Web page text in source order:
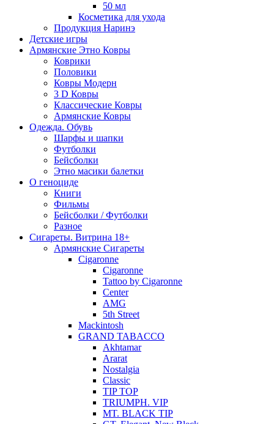
50 мл
Косметика для ухода
Продукция Наринэ
Детские игры
Армянские Этно Ковры
Коврики
Половики
Ковры Модерн
3 D Ковры
Классические Ковры
Армянские Ковры
Одежда. Обувь
Шарфы и шапки
Футболки
Бейсболки
Этно масики балетки
О геноциде
Книги
Фильмы
Бейсболки / Футболки
Разное
Сигареты. Витрина 18+
Армянские Сигареты
Cigaronne
Cigaronne
Tattoo by Cigaronne
Center
AMG
5th Street
Mackintosh
GRAND TABACCO
Akhtamar
Ararat
Nostalgia
Classic
TIP TOP
TRIUMPH. VIP
MT. BLACK TIP